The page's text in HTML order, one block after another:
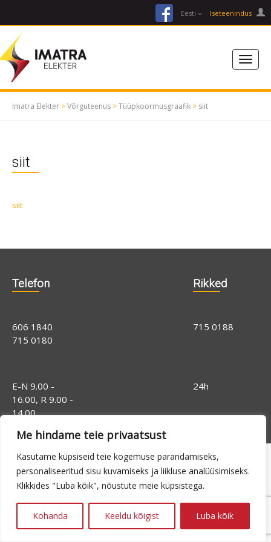
Me hindame teie privaatsust
Kasutame küpsiseid teie kogemuse parandamiseks,
personaliseeritud sisu kuvamiseks ja liikluse analüüsimiseks.
Klikkides "Luba kõik", nõustute meie küpsistega.
Kohanda Keeldu kõigist Luba kõik
facebookEesti Iseteenindus
Imatra Elekter >Võrguteenus >Tüüpkoormusgraafik > siit
siit
siit
Telefon Rikked
606 1840
715 0180
715 0188
E-N 9.00 -
16.00, R 9.00 -
14.00
24h